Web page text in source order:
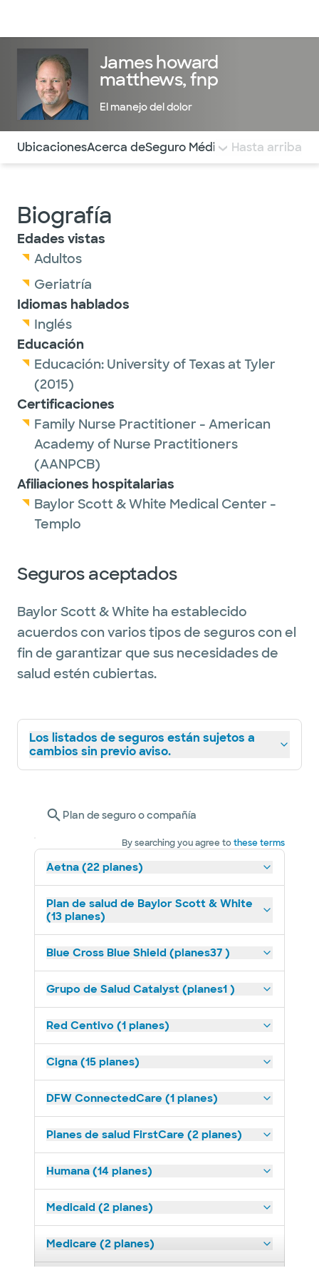
James howard
matthews, fnp
El manejo del dolor
Utilice esta navegación para saltar rápidamente a
UbicacionesAcerca deSeguro Médico COMENTARIOS
Hasta arriba
Biografía
Edades vistas
Adultos
Geriatría
Idiomas hablados
Inglés
Educación
Educación: University of Texas at Tyler
(2015)
Certificaciones
Family Nurse Practitioner - American
Academy of Nurse Practitioners
(AANPCB)
Afiliaciones hospitalarias
Baylor Scott & White Medical Center -
Templo
Seguros aceptados
Baylor Scott & White ha establecido
acuerdos con varios tipos de seguros con el
fin de garantizar que sus necesidades de
salud estén cubiertas.
Los listados de seguros están sujetos a
cambios sin previo aviso.
Plan de seguro o compañía
By searching you agree tothese terms
Aetna (22 planes)
Plan de salud de Baylor Scott & White
(13 planes)
Blue Cross Blue Shield (planes37 )
Grupo de Salud Catalyst (planes1 )
Red Centivo (1 planes)
Cigna (15 planes)
DFW ConnectedCare (1 planes)
Planes de salud FirstCare (2 planes)
Humana (14 planes)
Medicaid (2 planes)
Medicare (2 planes)